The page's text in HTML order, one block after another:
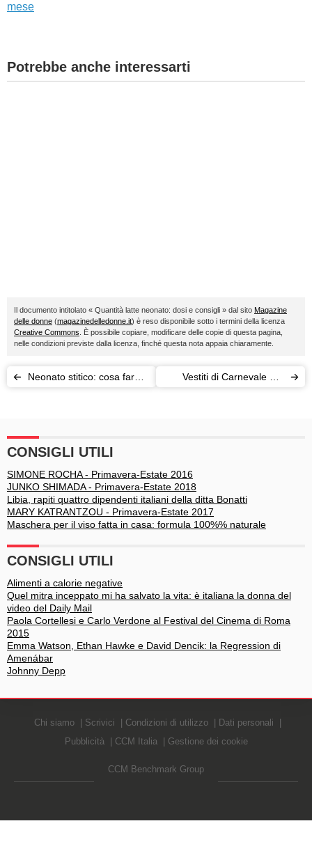
mese
Potrebbe anche interessarti
Il documento intitolato « Quantità latte neonato: dosi e consigli » dal sito Magazine
delle donne (magazinedelledonne.it) è reso disponibile sotto i termini della licenza
Creative Commons . È possibile copiare, modificare delle copie di questa pagina,
nelle condizioni previste dalla licenza, finché questa nota appaia chiaramente.
Neonato stitico: cosa fare
Vestiti di Carnevale per
CONSIGLI UTILI
SIMONE ROCHA - Primavera-Estate 2016
JUNKO SHIMADA - Primavera-Estate 2018
Libia, rapiti quattro dipendenti italiani della ditta Bonatti
MARY KATRANTZOU - Primavera-Estate 2017
Maschera per il viso fatta in casa: formula 100%% naturale
CONSIGLI UTILI
Alimenti a calorie negative
Quel mitra inceppato mi ha salvato la vita: è italiana la donna del
video del Daily Mail
Paola Cortellesi e Carlo Verdone al Festival del Cinema di Roma
2015
Emma Watson, Ethan Hawke e David Dencik: la Regression di
Amenábar
Johnny Depp
Chi siamo Scrivici Condizioni di utilizzo
Dati personali
Pubblicità
CCM Italia Gestione dei cookie
CCM Benchmark Group